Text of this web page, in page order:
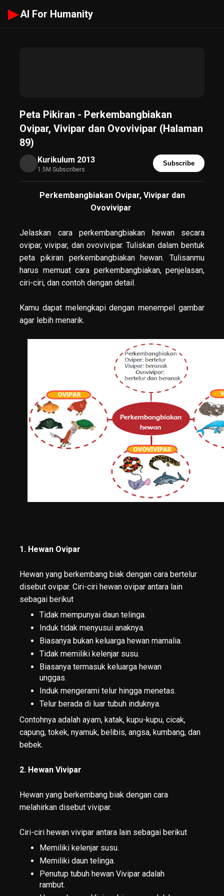
▶ AI For Humanity
Peta Pikiran - Perkembangbiakan
Ovipar, Vivipar dan Ovovivipar (Halaman
89)
Kurikulum 2013
1.5M Subscribers
Subscribe
Perkembangbiakan Ovipar, Vivipar dan
Ovovivipar
Jelaskan cara perkembangbiakan hewan secara
ovipar, vivipar, dan ovovivipar. Tuliskan dalam bentuk
peta pikiran perkembangbiakan hewan. Tulisanmu
harus memuat cara perkembangbiakan, penjelasan,
ciri-ciri, dan contoh dengan detail.
Kamu dapat melengkapi dengan menempel gambar
agar lebih menarik.
1. Hewan Ovipar
Hewan yang berkembang biak dengan cara bertelur
disebut ovipar. Ciri-ciri hewan ovipar antara lain
sebagai berikut
Tidak mempunyai daun telinga.
Induk tidak menyusui anaknya.
Biasanya bukan keluarga hewan mamalia.
Tidak memiliki kelenjar susu.
Biasanya termasuk keluarga hewan
unggas.
Induk mengerami telur hingga menetas.
Telur berada di luar tubuh induknya.
Contohnya adalah ayam, katak, kupu-kupu, cicak,
capung, tokek, nyamuk, belibis, angsa, kumbang, dan
bebek.
2. Hewan Vivipar
Hewan yang berkembang biak dengan cara
melahirkan disebut vivipar.
Ciri-ciri hewan vivipar antara lain sebagai berikut
Memiliki kelenjar susu.
Memiliki daun telinga.
Penutup tubuh hewan Vivipar adalah
rambut.